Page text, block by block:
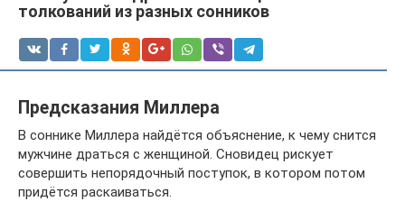
толкований из разных сонников
Предсказания Миллера
В соннике Миллера найдётся объяснение, к чему снится
мужчине драться с женщиной. Сновидец рискует
совершить непорядочный поступок, в котором потом
придётся раскаиваться.